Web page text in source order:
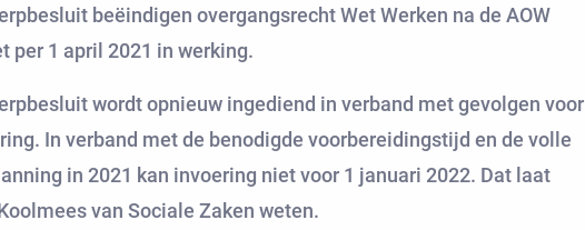
beëindigen overgangsrecht Wet Werken na de AOW
per 1 april 2021 in werking.
wordt opnieuw ingediend in verband met gevolgen voor
In verband met de benodigde voorbereidingstijd en de volle
in 2021 kan invoering niet voor 1 januari 2022. Dat laat
van Sociale Zaken weten.